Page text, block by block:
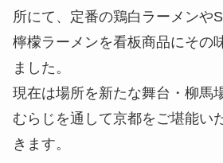
所にて、定番の鶏白ラーメンや
檸檬ラーメンを看板商品にその
ました。
現在は場所を新たな舞台・柳馬
むらじを通して京都をご堪能い
きます。